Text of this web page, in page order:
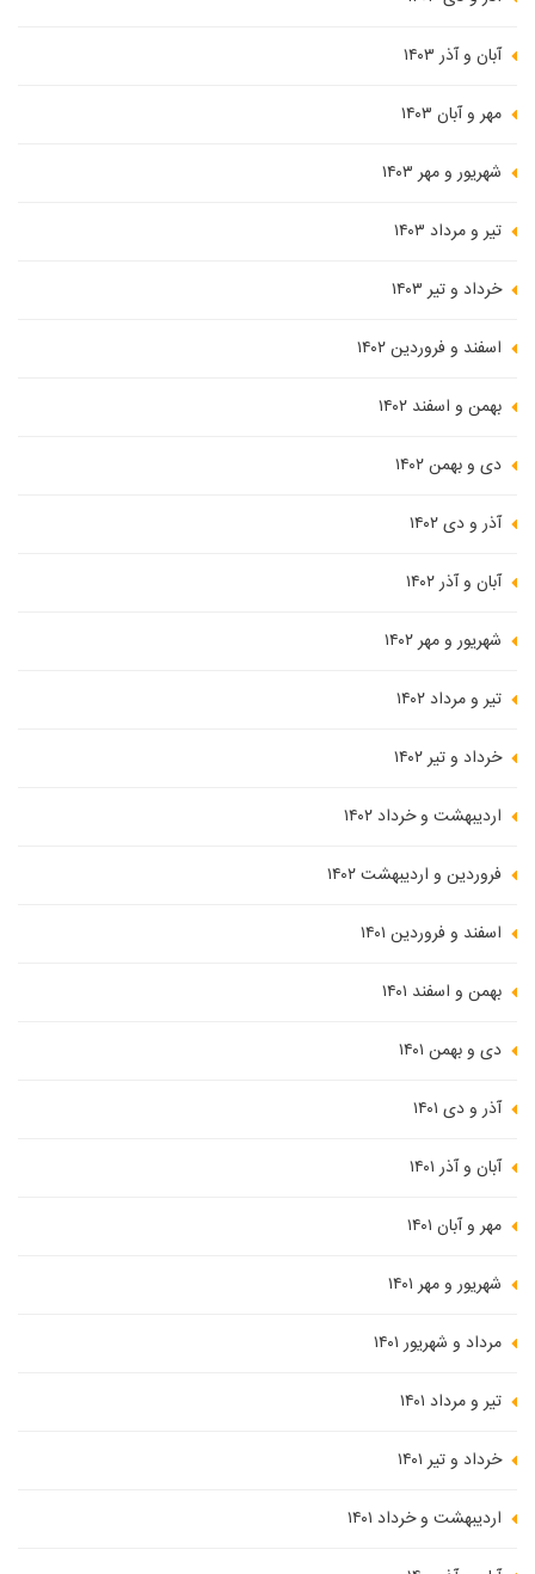
آبان و آذر ۱۴۰۳
مهر و آبان ۱۴۰۳
شهریور و مهر ۱۴۰۳
تیر و مرداد ۱۴۰۳
خرداد و تیر ۱۴۰۳
اسفند و فروردین ۱۴۰۲
بهمن و اسفند ۱۴۰۲
دی و بهمن ۱۴۰۲
آذر و دی ۱۴۰۲
آبان و آذر ۱۴۰۲
شهریور و مهر ۱۴۰۲
تیر و مرداد ۱۴۰۲
خرداد و تیر ۱۴۰۲
اردیبهشت و خرداد ۱۴۰۲
فروردین و اردیبهشت ۱۴۰۲
اسفند و فروردین ۱۴۰۱
بهمن و اسفند ۱۴۰۱
دی و بهمن ۱۴۰۱
آذر و دی ۱۴۰۱
آبان و آذر ۱۴۰۱
مهر و آبان ۱۴۰۱
شهریور و مهر ۱۴۰۱
مرداد و شهریور ۱۴۰۱
تیر و مرداد ۱۴۰۱
خرداد و تیر ۱۴۰۱
اردیبهشت و خرداد ۱۴۰۱